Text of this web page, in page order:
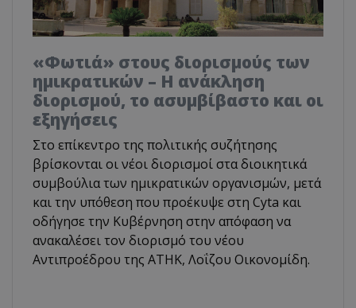
«Φωτιά» στους διορισμούς των
ημικρατικών – Η ανάκληση
διορισμού, το ασυμβίβαστο και οι
εξηγήσεις
Στο επίκεντρο της πολιτικής συζήτησης
βρίσκονται οι νέοι διορισμοί στα διοικητικά
συμβούλια των ημικρατικών οργανισμών, μετά
και την υπόθεση που προέκυψε στη Cyta και
οδήγησε την Κυβέρνηση στην απόφαση να
ανακαλέσει τον διορισμό του νέου
Αντιπροέδρου της ΑΤΗΚ, Λοΐζου Οικονομίδη.